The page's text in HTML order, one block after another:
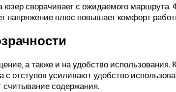
сворачивает с ожидаемого маршрута.
напряжение плюс повышает комфорт
а также и на удобство использования.
с отступов усиливают удобство
содержания.